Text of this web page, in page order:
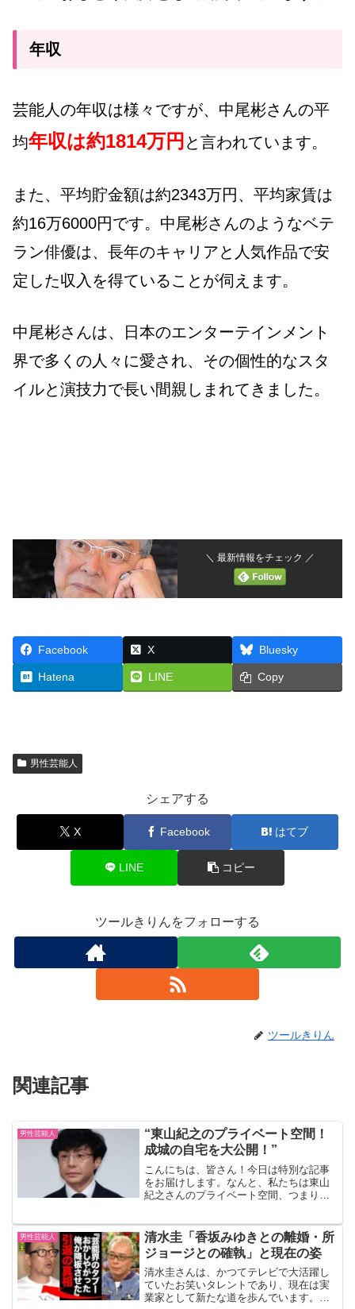
年収
芸能人の年収は様々ですが、中尾彬さんの平
均年収は約1814万円 と言われています。
また、平均貯金額は約2343万円、平均家賃は
約16万6000円です。中尾彬さんのようなベテ
ラン俳優は、長年のキャリアと人気作品で安
定した収入を得ていることが伺えます。
中尾彬さんは、日本のエンターテインメント
界で多くの人々に愛され、その個性的なスタ
イルと演技力で長い間親しまれてきました。
＼ 最新情報をチェック ／
Facebook X Bluesky
Hatena LINE Copy
男性芸能人
シェアする
X Facebook はてブ
LINE コピー
ツールきりんをフォローする
ツールきりん
関連記事
男性芸能人
“東山紀之のプライベート空間！
成城の自宅を大公開！”
こんにちは、皆さん！今日は特別な記事
をお届けします。なんと、私たちは東山
紀之さんのプライベート空間、つまり彼
ていきましょう。東山紀之の自宅とは？
まず最初に、東山紀之さん...
男性芸能人
清水圭「香坂みゆきとの離婚・所
ジョージとの確執」と現在の姿
清水圭さんは、かつてテレビで大活躍し
ていたお笑いタレントであり、現在は実
業家として新たな道を歩んでいます。本